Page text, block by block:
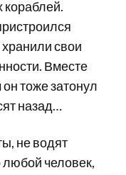
кораблей.
свои
Вместе
тоже затонул
назад…
не водят
любой человек,